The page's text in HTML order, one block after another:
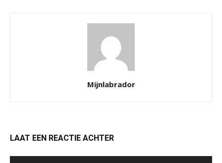
Mijnlabrador
LAAT EEN REACTIE ACHTER